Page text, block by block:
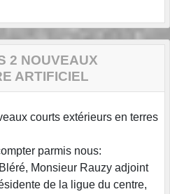
2 NOUVEAUX
ARTIFICIEL
courts extérieurs en terres
parmis nous:
Monsieur Rauzy adjoint
de la ligue du centre,